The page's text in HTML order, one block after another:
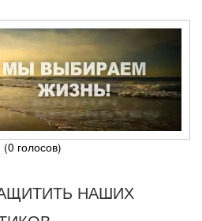
голосов)
НАШИХ